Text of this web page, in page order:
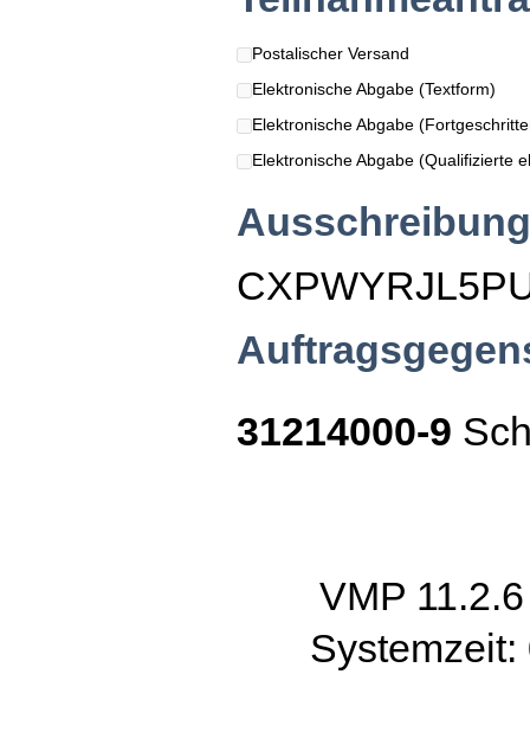
Postalischer Versand
Elektronische Abgabe (Textform)
Elektronische Abgabe
Elektronische Abgabe (Qualifizierte
31214000-9
VMP